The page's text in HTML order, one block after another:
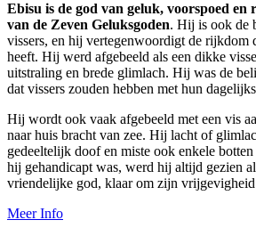
Ebisu is de god van geluk, voorspoed en
van de Zeven Geluksgoden. Hij is ook de
vissers, en hij vertegenwoordigt de rijkdom
heeft. Hij werd afgebeeld als een dikke
uitstraling en brede glimlach. Hij was de
dat vissers zouden hebben met hun
Hij wordt ook vaak afgebeeld met een vis
naar huis bracht van zee. Hij lacht of
gedeeltelijk doof en miste ook enkele
hij gehandicapt was, werd hij altijd gezien
vriendelijke god, klaar om zijn vrijgevigheid
Meer Info